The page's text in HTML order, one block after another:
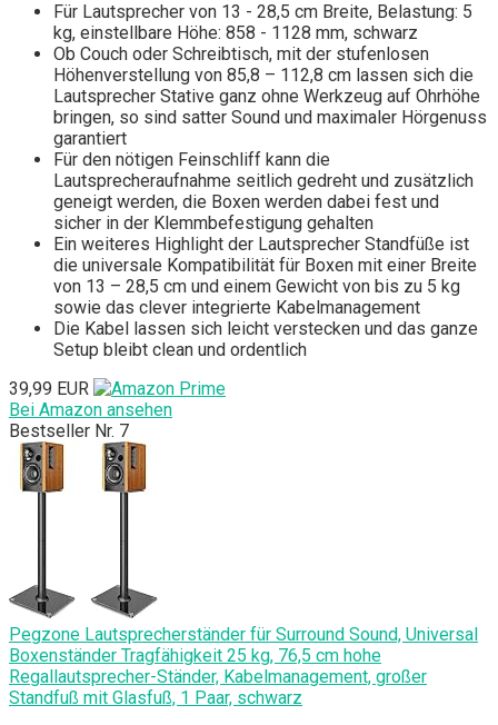
Für Lautsprecher von 13 - 28,5 cm Breite, Belastung: 5
kg, einstellbare Höhe: 858 - 1128 mm, schwarz
Ob Couch oder Schreibtisch, mit der stufenlosen
Höhenverstellung von 85,8 – 112,8 cm lassen sich die
Lautsprecher Stative ganz ohne Werkzeug auf Ohrhöhe
bringen, so sind satter Sound und maximaler Hörgenuss
garantiert
Für den nötigen Feinschliff kann die
Lautsprecheraufnahme seitlich gedreht und zusätzlich
geneigt werden, die Boxen werden dabei fest und
sicher in der Klemmbefestigung gehalten
Ein weiteres Highlight der Lautsprecher Standfüße ist
die universale Kompatibilität für Boxen mit einer Breite
von 13 – 28,5 cm und einem Gewicht von bis zu 5 kg
sowie das clever integrierte Kabelmanagement
Die Kabel lassen sich leicht verstecken und das ganze
Setup bleibt clean und ordentlich
39,99 EUR
Bei Amazon ansehen
Bestseller Nr. 7
Pegzone Lautsprecherständer für Surround Sound, Universal
Boxenständer Tragfähigkeit 25 kg, 76,5 cm hohe
Regallautsprecher-Ständer, Kabelmanagement, großer
Standfuß mit Glasfuß, 1 Paar, schwarz